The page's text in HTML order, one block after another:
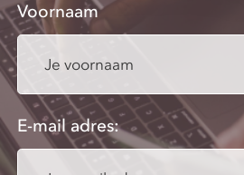
Voornaam
E-mail adres: